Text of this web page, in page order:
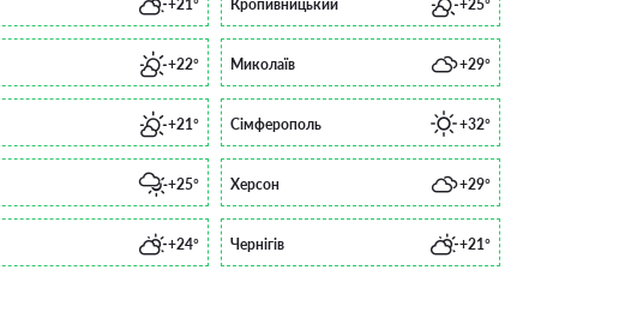
+21° Кропивницький +25°
+22° Миколаїв +29°
+21° Сімферополь +32°
+25° Херсон +29°
+24° Чернігів +21°